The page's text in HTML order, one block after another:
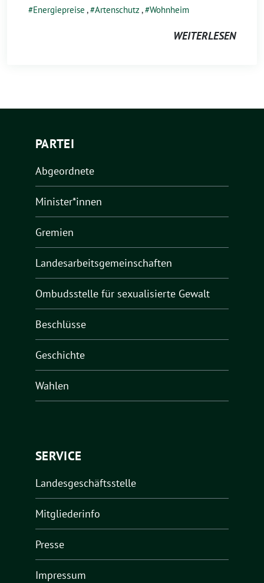
Energiepreise , Artenschutz , Wohnheim
WEITERLESEN
PARTEI
Abgeordnete
Minister*innen
Gremien
Landesarbeitsgemeinschaften
Ombudsstelle für sexualisierte Gewalt
Beschlüsse
Geschichte
Wahlen
SERVICE
Landesgeschäftsstelle
Mitgliederinfo
Presse
Impressum